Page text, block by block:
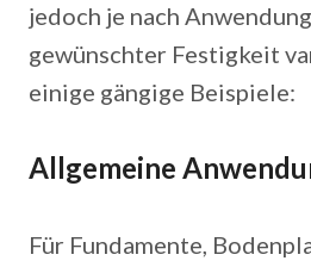
jedoch je nach
gewünschter Festigkeit
einige gängige Beispiele:
Allgemeine
Für Fundamente,